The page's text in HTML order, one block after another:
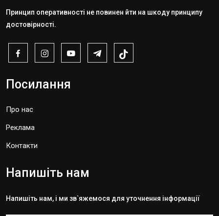
Принцип оперативності не повинен йти на шкоду принципу
достовірності.
Посилання
Про нас
Реклама
Контакти
Напишіть нам
Напишіть нам, і ми зв`яжемося для уточнення інформації